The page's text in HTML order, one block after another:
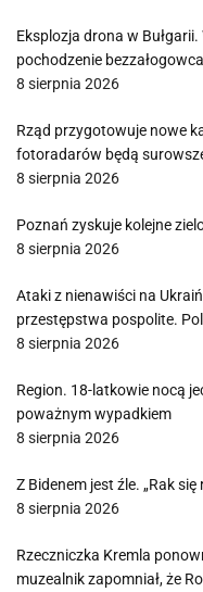
Eksplozja drona w
pochodzenie bezzałogowca
8 sierpnia 2026
Rząd przygotowuje nowe
fotoradarów będą
8 sierpnia 2026
Poznań zyskuje kolejne
8 sierpnia 2026
Ataki z nienawiści na
przestępstwa pospolite.
8 sierpnia 2026
Region. 18-latkowie nocą
poważnym wypadkiem
8 sierpnia 2026
Z Bidenem jest źle. „Rak się
8 sierpnia 2026
Rzeczniczka Kremla
muzealnik zapomniał, że